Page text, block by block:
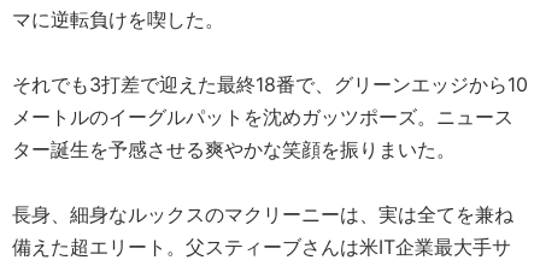
マに逆転負けを喫した。
それでも3打差で迎えた最終18番で、グリーンエッジから10
メートルのイーグルパットを沈めガッツポーズ。ニュース
ター誕生を予感させる爽やかな笑顔を振りまいた。
長身、細身なルックスのマクリーニーは、実は全てを兼ね
備えた超エリート。父スティーブさんは米IT企業最大手サ